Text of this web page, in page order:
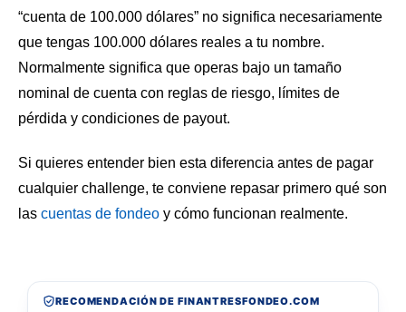
“cuenta de 100.000 dólares” no significa necesariamente
que tengas 100.000 dólares reales a tu nombre.
Normalmente significa que operas bajo un tamaño
nominal de cuenta con reglas de riesgo, límites de
pérdida y condiciones de payout.
Si quieres entender bien esta diferencia antes de pagar
cualquier challenge, te conviene repasar primero qué son
las cuentas de fondeo y cómo funcionan realmente.
RECOMENDACIÓN DE FINANTRESFONDEO.COM